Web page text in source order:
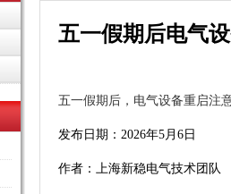
五一假期后电气
五一假期后，电气设备重启注
发布日期：2026年5月6日
作者：上海新稳电气技术团队